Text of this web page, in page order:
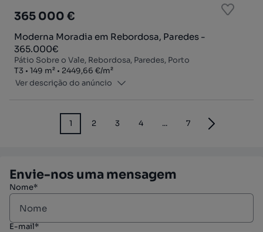
365 000 €
Moderna Moradia em Rebordosa, Paredes -
365.000€
Pátio Sobre o Vale, Rebordosa, Paredes, Porto
Tipologia
T3
Zona149 m²
Preço por metro quadrado
2449,66 €/m²
Ver descrição do anúncio
1 2 3 4 ... 7
Envie-nos uma mensagem
Nome*
E-mail*